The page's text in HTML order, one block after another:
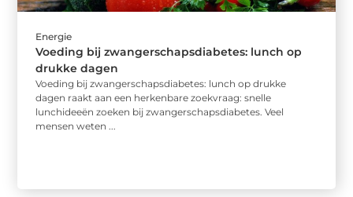
Energie
Voeding bij zwangerschapsdiabetes: lunch op
drukke dagen
Voeding bij zwangerschapsdiabetes: lunch op drukke
dagen raakt aan een herkenbare zoekvraag: snelle
lunchideeën zoeken bij zwangerschapsdiabetes. Veel
mensen weten ...